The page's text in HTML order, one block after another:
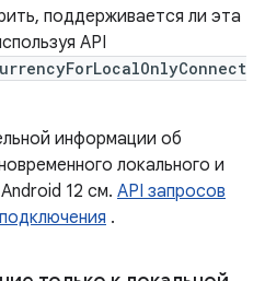
поддерживается ли эта
API
информации об
локального и
12 см. API запросов
.